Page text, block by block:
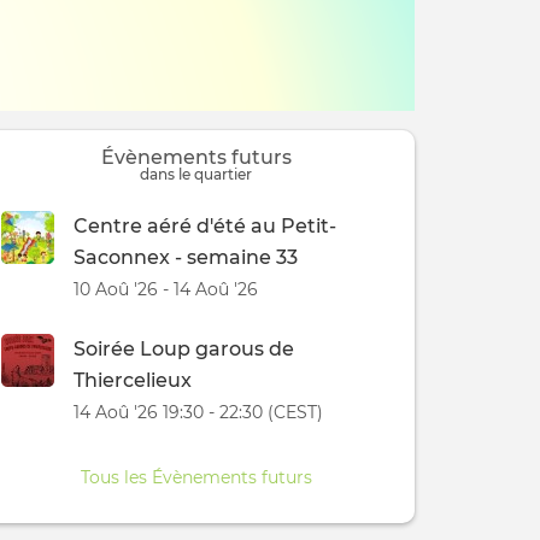
Évènements futurs
dans le quartier
Centre aéré d'été au Petit-
Saconnex - semaine 33
10 Aoû '26 - 14 Aoû '26
Soirée Loup garous de
Thiercelieux
14 Aoû '26 19:30 - 22:30 (CEST)
Tous les Évènements futurs